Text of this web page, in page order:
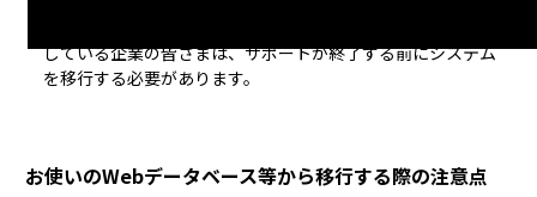
している企業の皆さまは、サポートが終了する前にシステム
を移行する必要があります。
お使いのWebデータベース等から移行する際の注意点